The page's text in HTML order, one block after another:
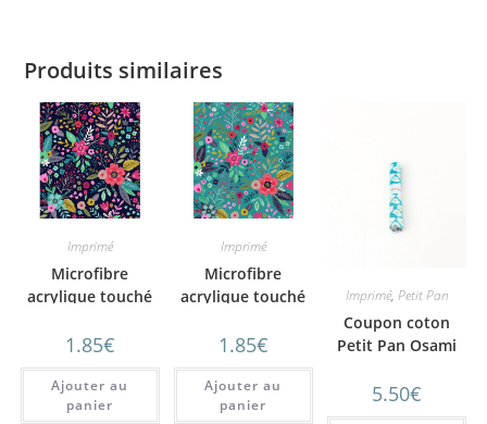
Produits similaires
Imprimé
Microfibre
acrylique touché
fond bleu marine
1.85€
Ajouter au
panier
Imprimé
Microfibre
acrylique touché
fond paon
1.85€
Ajouter au
panier
Imprimé, Petit Pan
Coupon coton
Petit Pan Osami
5.50€